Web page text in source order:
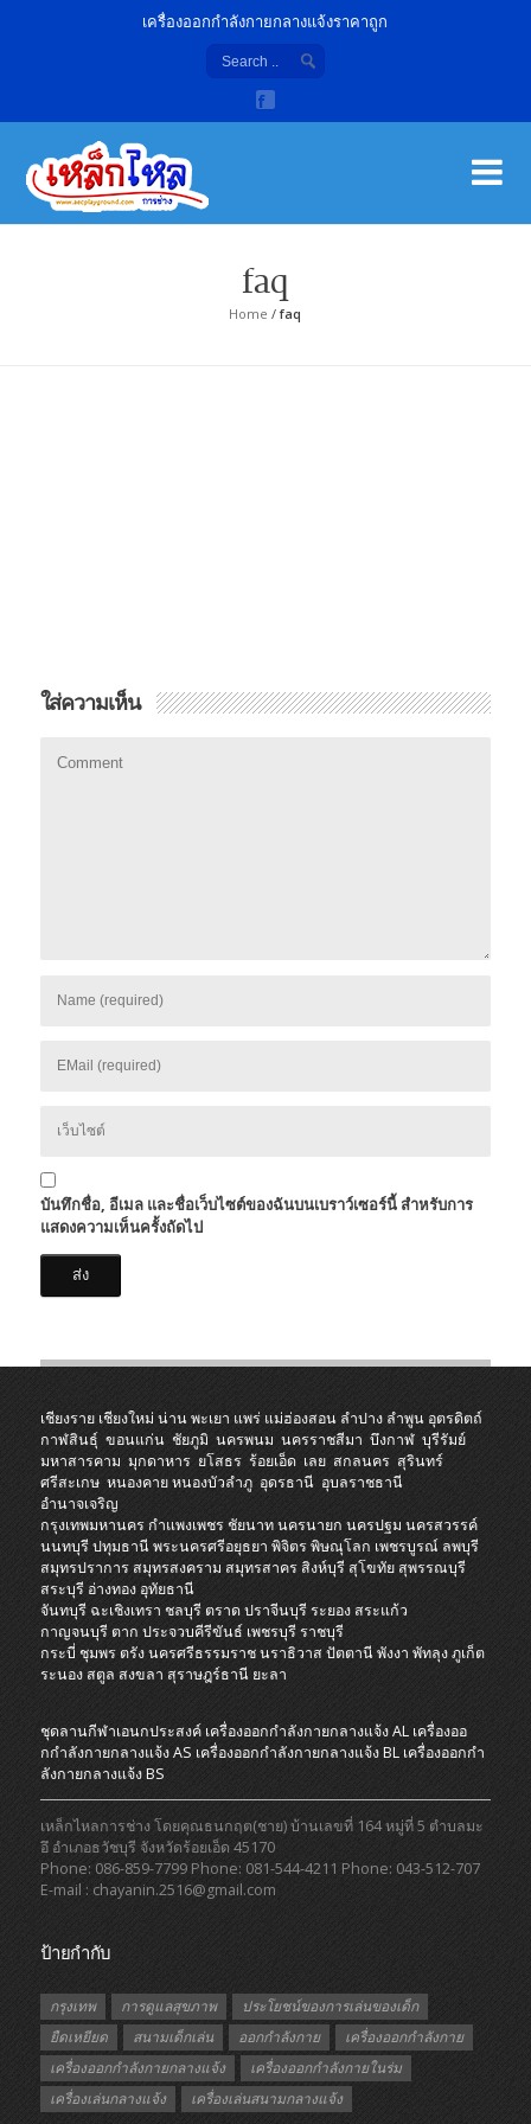
เครื่องออกกำลังกายกลางแจ้งราคาถูก
faq
Home /faq
ใส่ความเห็น
บันทึกชื่อ, อีเมล และชื่อเว็บไซต์ของฉันบนเบราว์เซอร์นี้ สำหรับการ
แสดงความเห็นครั้งถัดไป
เชียงราย เชียงใหม่ น่านพะเยา แพร่ แม่ฮ่องสอน ลำปาง ลำพูน อุตรดิตถ์
กาฬสินธุ์ ขอนแก่น ชัยภูมิ นครพนม นครราชสีมา บึงกาฬ บุรีรัมย์
มหาสารคาม มุกดาหาร ยโสธร ร้อยเอ็ด เลย สกลนคร สุรินทร์
ศรีสะเกษ หนองคายหนองบัวลำภู อุดรธานี อุบลราชธานี
อำนาจเจริญ
กรุงเทพมหานคร กำแพงเพชร ชัยนาทนครนายก นครปฐม นครสวรรค์
นนทบุรีปทุมธานีพระนครศรีอยุธยา พิจิตรพิษณุโลก เพชรบูรณ์ ลพบุรี
สมุทรปราการสมุทรสงคราม สมุทรสาครสิงห์บุรี สุโขทัยสุพรรณบุรี
สระบุรี อ่างทอง อุทัยธานี
จันทบุรี ฉะเชิงเทรา ชลบุรี ตราดปราจีนบุรีระยองสระแก้ว
กาญจนบุรีตาก ประจวบคีรีขันธ์ เพชรบุรีราชบุรี
กระบี่ ชุมพร ตรังนครศรีธรรมราชนราธิวาสปัตตานีพังงา พัทลุงภูเก็ต
ระนอง สตูล สงขลา สุราษฎร์ธานี ยะลา
ชุดลานกีฬาเอนกประสงค์ เครื่องออกกําลังกายกลางแจ้ง AL เครื่องออ
กกําลังกายกลางแจ้ง AS เครื่องออกกําลังกายกลางแจ้ง BL เครื่องออกกํา
ลังกายกลางแจ้ง BS
เหล็กไหลการช่าง โดยคุณธนกฤต(ชาย) บ้านเลขที่ 164 หมู่ที่ 5 ตำบลมะ
อึ อำเภอธวัชบุรี จังหวัดร้อยเอ็ด 45170
Phone: 086-859-7799 Phone: 081-544-4211 Phone: 043-512-707
E-mail : chayanin.2516@gmail.com
ป้ายกำกับ
กรุงเทพ การดูแลสุขภาพ
ประโยชน์ของการเล่นของเด็ก
ยืดเหยียด
สนามเด็กเล่น ออกกำลังกาย
เครื่องออกกำลังกาย
เครื่องออกกำลังกายกลางแจ้ง
เครื่องออกกำลังกายในร่ม
เครื่องเล่นกลางแจ้ง
เครื่องเล่นสนามกลางแจ้ง